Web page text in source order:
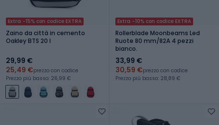
Extra -15% con codice EXTRA
Zaino da città in cemento
Oakley BTS 20 l
29,99 €
25,49 €prezzo con codice
Prezzo più basso: 26,99 €
Extra -10% con codice EXTRA
Rollerblade Moonbeams Led
Ruote 80 mm/82A 4 pezzi
bianco.
33,99 €
30,59 €prezzo con codice
Prezzo più basso: 28,89 €